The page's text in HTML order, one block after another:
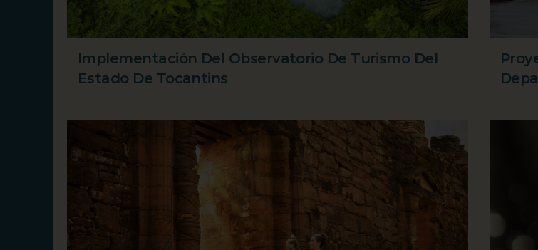
Implementación Del Observatorio De Turismo Del
Estado De Tocantins